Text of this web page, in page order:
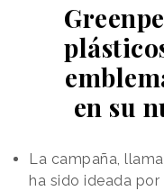
en su
La campaña,
ha sido ideada